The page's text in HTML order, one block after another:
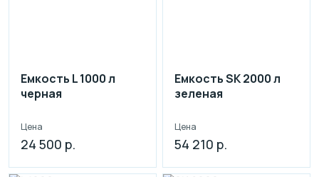
Емкость L 1000 л
черная
Цена
24 500 р.
Емкость SK 2000 л
зеленая
Цена
54 210 р.